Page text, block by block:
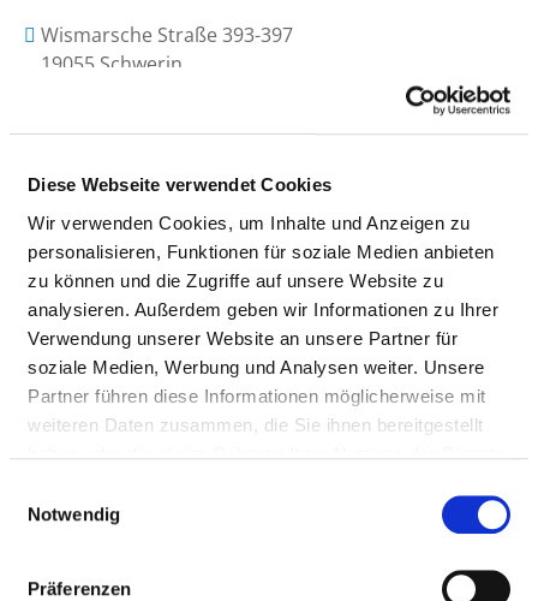
Diese Webseite verwendet Cookies
Wir verwenden Cookies, um Inhalte und Anzeigen zu
personalisieren, Funktionen für soziale Medien anbieten
zu können und die Zugriffe auf unsere Website zu
analysieren. Außerdem geben wir Informationen zu Ihrer
Verwendung unserer Website an unsere Partner für
soziale Medien, Werbung und Analysen weiter. Unsere
Partner führen diese Informationen möglicherweise mit
weiteren Daten zusammen, die Sie ihnen bereitgestellt
Notwendig
Präferenzen
Wismarsche Straße 393-397
19055 Schwerin
Fax: 0385-520-3077
snaH
With emergency ambulance
Approach
https://www.helios-gesundheit.de/standorte-
angebot...
Medical administration
Dr. med. Dr. med. dent. Stephan Bierwolf (Chefarzt)
Kirsten Katharina Warnecke (Chefärztin)